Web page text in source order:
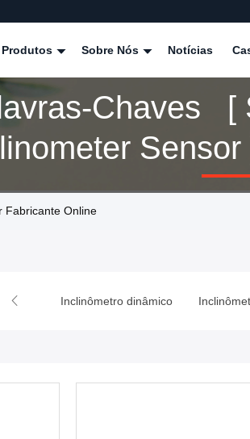
Produtos Sobre Nós Notícias
Chaves [
Sensor ]
Fabricante Online
Inclinômetro dinâmico